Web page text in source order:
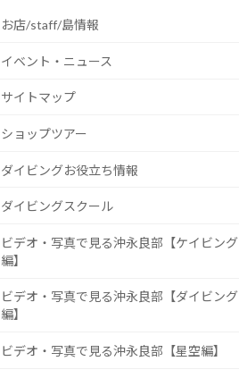
お店/staff/島情報
イベント・ニュース
サイトマップ
ショップツアー
ダイビングお役立ち情報
ダイビングスクール
ビデオ・写真で見る沖永良部【ケイビング
編】
ビデオ・写真で見る沖永良部【ダイビング
編】
ビデオ・写真で見る沖永良部【星空編】